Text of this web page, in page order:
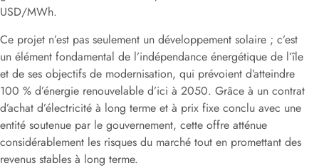
USD/MWh.
Ce projet n’est pas seulement un développement solaire ; c’est
un élément fondamental de l’indépendance énergétique de l’île
et de ses objectifs de modernisation, qui prévoient d’atteindre
100 % d’énergie renouvelable d’ici à 2050. Grâce à un contrat
d’achat d’électricité à long terme et à prix fixe conclu avec une
entité soutenue par le gouvernement, cette offre atténue
considérablement les risques du marché tout en promettant des
revenus stables à long terme.